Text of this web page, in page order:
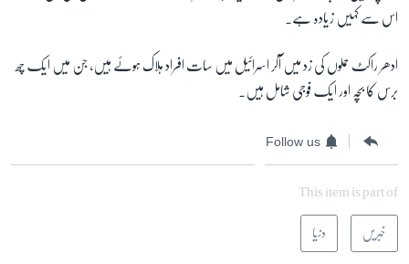
اس سے کہیں زیادہ ہے۔
ادھر راکٹ حملوں کی زد میں آکر اسرائیل میں سات افراد ہلاک ہوئے ہیں، جن میں ایک چھ
برس کا بچہ اور ایک فوجی شامل ہیں۔
Follow us
This item is part of
خبریں دنیا